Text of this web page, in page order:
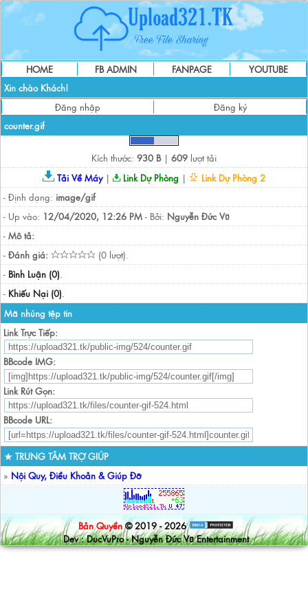
HOME FB ADMIN FANPAGE
YOUTUBE
Xin chào Khách!
Đăng nhập
Đăng ký
counter.gif
Kích thước: 930 B| 609 lượt tải
Tải Về Máy| Link Dự Phòng |
Link Dự Phòng 2
- Định dạng: image/gif
- Up vào: 12/04/2020, 12:26 PM - Bởi: Nguyễn Đức Vũ
- Mô tả:
- Đánh giá:
(0 lượt).
- Bình Luận (0).
- Khiếu Nại (0).
Mã nhúng tệp tin
Link Trực Tiếp:
BBcode IMG:
Link Rút Gọn:
BBcode URL:
★ TRUNG TÂM TRỢ GIÚP
» Nội Quy, Điều Khoản & Giúp Đỡ
Bản Quyền © 2019 - 2026
Dev : DucVuPro - Nguyễn Đức Vũ Entertainment